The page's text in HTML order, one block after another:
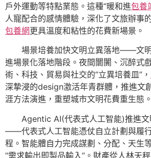
戶外運動等特點業態。這種“暖和進包養
人寵配合的感情體驗，深化了文旅辦事
包養網更具溫度和粘性的花費新場景。
場景培養加快文明立異落地——文
進場景化落地階段。夜間闤闠、沉醉式
術、科技、貿易與社交的“立異培養皿”，
深摯浸的design激活年青群體，推進文創
涯方法演進，重塑城市文明花費重生態。
Agentic AI(代表式人工智能)推進
——代表式人工智能憑仗自立計劃與履
程。智能體自力完成謀劃、分配、天生
“需求輸出即製品輸入”。財產從人林天